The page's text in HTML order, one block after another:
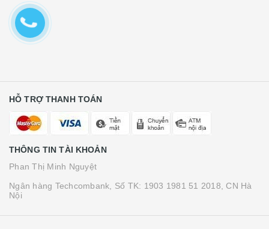
HỖ TRỢ THANH TOÁN
THÔNG TIN TÀI KHOẢN
Phan Thị Minh Nguyệt
Ngân hàng Techcombank, Số TK: 1903 1981 51 2018, CN Hà
Nội